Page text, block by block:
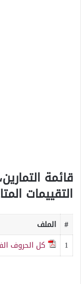
قائمة
التقييمات
# الملف
1
كل الحروف